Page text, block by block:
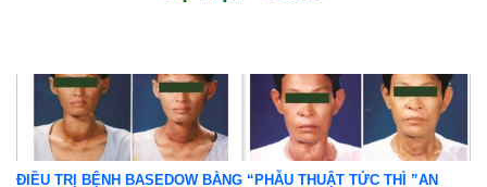
ĐIỀU TRỊ BỆNH BASEDOW BẰNG “PHẪU THUẬT TỨC THÌ ”AN